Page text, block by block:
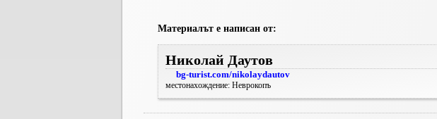
Материалът е написан от:
Николай Даутов
bg-turist.com/nikolaydautov
местонахождение: Неврокопъ